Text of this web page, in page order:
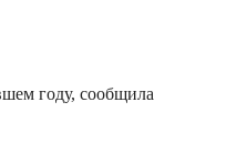
году, сообщила